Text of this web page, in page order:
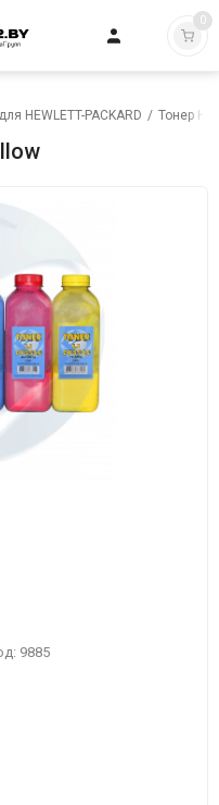
0
HEWLETT-PACKARD / Тонер HP
9885